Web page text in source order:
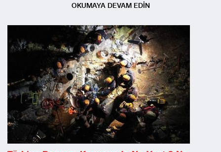
OKUMAYA DEVAM EDİN